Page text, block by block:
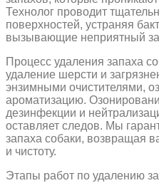
Технолог проводит
поверхностей, устраняя
вызывающие неприятный
Процесс удаления запаха
удаление шерсти и
энзимными очистителями,
ароматизацию.
дезинфекции и
оставляет следов. Мы
запаха собаки, возвращая
и чистоту.
Этапы работ по удалению